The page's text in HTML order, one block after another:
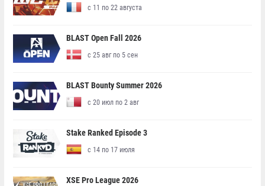
с 11 по 22 августа
BLAST Open Fall 2026
с 25 авг по 5 сен
BLAST Bounty Summer 2026
с 20 июл по 2 авг
Stake Ranked Episode 3
с 14 по 17 июля
XSE Pro League 2026